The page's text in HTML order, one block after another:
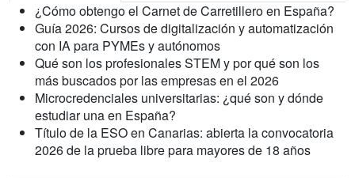
¿Cómo obtengo el Carnet de Carretillero en España?
Guía 2026: Cursos de digitalización y automatización
con IA para PYMEs y autónomos
Qué son los profesionales STEM y por qué son los
más buscados por las empresas en el 2026
Microcredenciales universitarias: ¿qué son y dónde
estudiar una en España?
Título de la ESO en Canarias: abierta la convocatoria
2026 de la prueba libre para mayores de 18 años